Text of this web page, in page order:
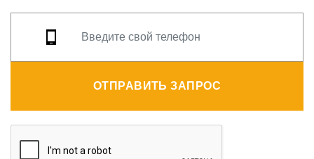
ОТПРАВИТЬ ЗАПРОС